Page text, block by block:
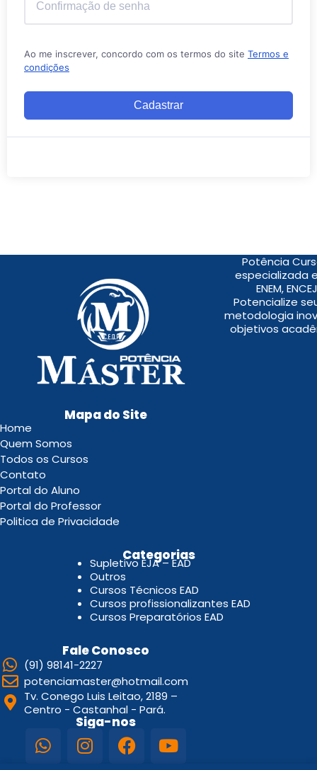
Ao me inscrever, concordo com os termos do site Termos e
condições
Cadastrar
Potência
especializada
ENEM,
Potencialize
metodologia
objetivos
Mapa do Site
Home
Quem Somos
Todos os Cursos
Contato
Portal do Aluno
Portal do Professor
Politica de Privacidade
Categorias
Supletivo EJA – EAD
Outros
Cursos Técnicos EAD
Cursos profissionalizantes EAD
Cursos Preparatórios EAD
Fale Conosco
(91) 98141-2227
potenciamaster@hotmail.com
Tv. Conego Luis Leitao, 2189 –
Centro - Castanhal - Pará.
Siga-nos